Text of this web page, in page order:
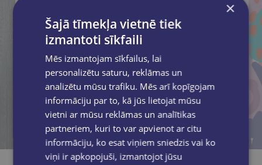
×
Šajā tīmekļa vietnē tiek
izmantoti sīkfaili
Mēs izmantojam sīkfailus, lai
personalizētu saturu, reklāmas un
analizētu mūsu trafiku. Mēs arī kopīgojam
informāciju par to, kā jūs lietojat mūsu
vietni ar mūsu reklāmas un analītikas
partneriem, kuri to var apvienot ar citu
informāciju, ko esat viņiem sniedzis vai ko
viņi ir apkopojuši, izmantojot jūsu